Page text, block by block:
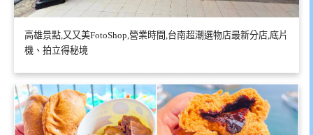
高雄景點,又又美FotoShop,營業時間,台南超潮選物店最新分店,底片
機、拍立得秘境